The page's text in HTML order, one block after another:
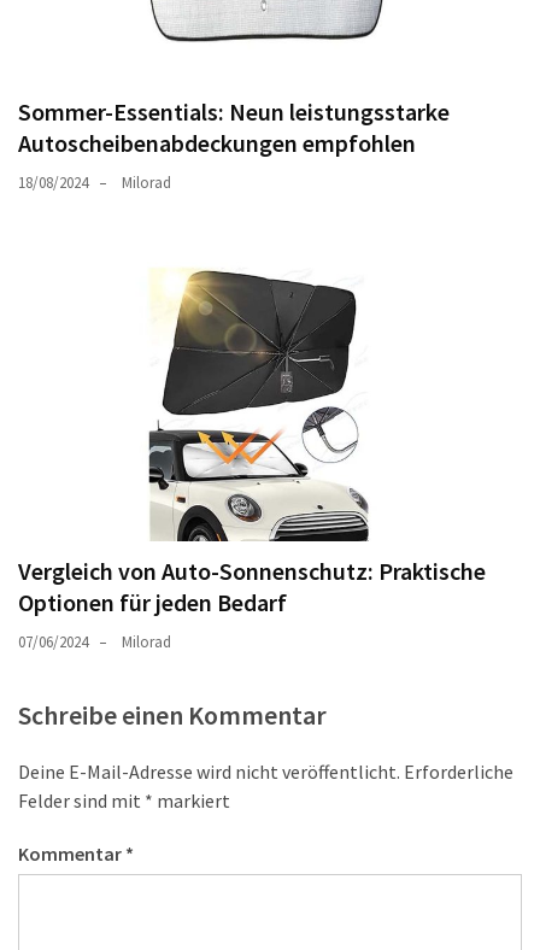
Sommer-Essentials: Neun leistungsstarke
Autoscheibenabdeckungen empfohlen
18/08/2024 Milorad
Vergleich von Auto-Sonnenschutz: Praktische
Optionen für jeden Bedarf
07/06/2024 Milorad
Schreibe einen Kommentar
Deine E-Mail-Adresse wird nicht veröffentlicht. Erforderliche
Felder sind mit * markiert
Kommentar *